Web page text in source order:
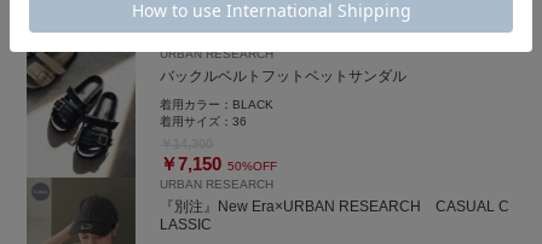
￥16,500
￥9,900 40%OFF
URBAN RESEARCH
バックルベルトフットベットサンダル
着用カラー： BLACK
着用サイズ：36
￥7,150 50%OFF
URBAN RESEARCH
『別注』New Era×URBAN RESEARCH CASUAL C
LASSIC